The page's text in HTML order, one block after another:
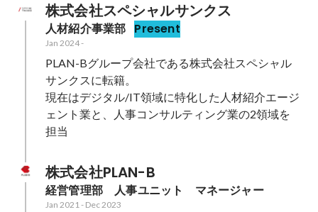
株式会社スペシャルサンクス
人材紹介事業部 Present
Jan 2024-
PLAN-Bグループ会社である株式会社スペシャル
サンクスに転籍。
現在はデジタル/IT領域に特化した人材紹介エージ
ェント業と、人事コンサルティング業の2領域を
担当
株式会社PLAN-B
経営管理部　人事ユニット　マネージャー
Jan 2021- Dec 2023